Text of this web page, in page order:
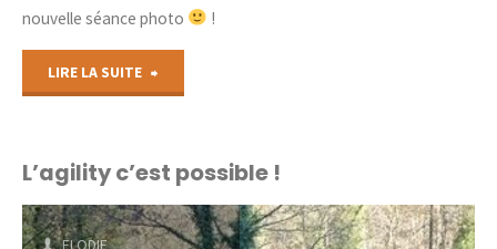
nouvelle séance photo
!
LIRE LA SUITE
de
Jewel
L’agility c’est possible !
ELODIE